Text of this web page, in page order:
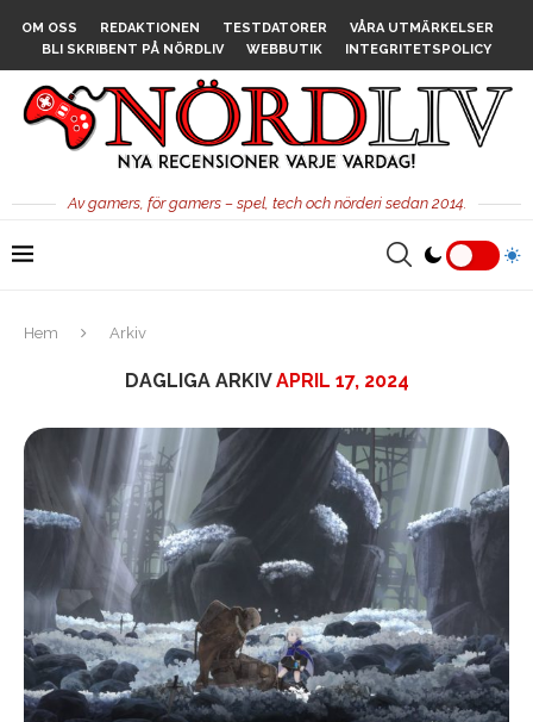
OM OSS REDAKTIONEN TESTDATORER
VÅRA UTMÄRKELSER
BLI SKRIBENT PÅ NÖRDLIV
WEBBUTIK INTEGRITETSPOLICY
Av gamers, för gamers – spel, tech och nörderi sedan 2014.
Hem Arkiv
DAGLIGA ARKIVAPRIL 17, 2024